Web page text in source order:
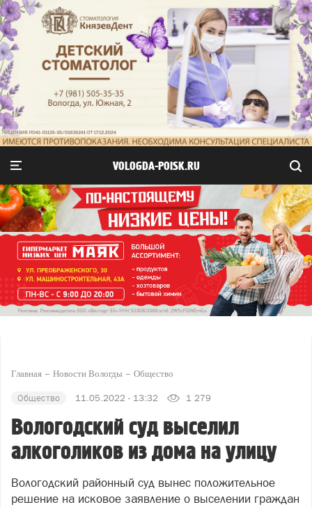
VOLOGDA-POISK.RU
Главная Новости Вологды Общество
Общество 11.05.2022 - 13:32 1 279
Вологодский суд выселил
алкоголиков из дома на улицу
Вологодский районный суд вынес положительное
решение на исковое заявление о выселении граждан